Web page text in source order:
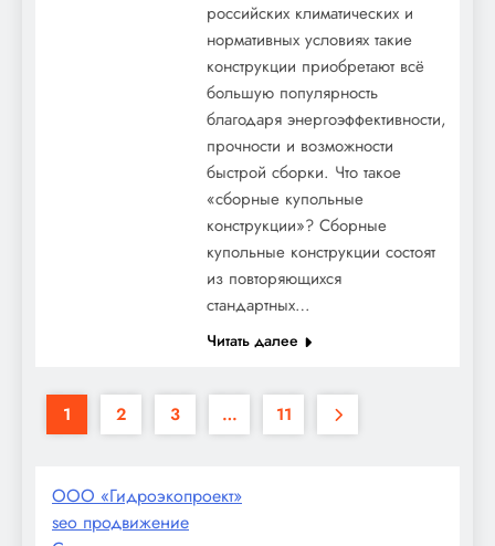
российских климатических и
нормативных условиях такие
конструкции приобретают всё
большую популярность
благодаря энергоэффективности,
прочности и возможности
быстрой сборки. Что такое
«сборные купольные
конструкции»? Сборные
купольные конструкции состоят
из повторяющихся
стандартных…
Читать далее
1 2 3 … 11
ООО «Гидроэкопроект»
seo продвижение